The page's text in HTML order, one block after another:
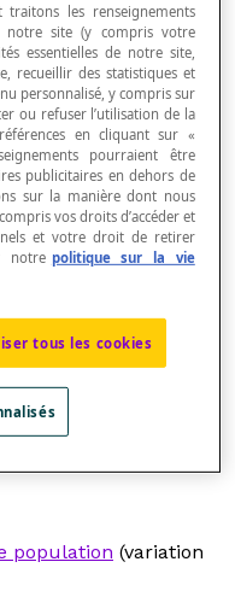
d'une
le mieux les écarts
des points du
parfoisvariation
type. Par
écrivent «
est ...
directe est ...
population (variation
les renseignements
notre site (y compris votre
essentielles de notre site,
recueillir des statistiques et
personnalisé, y compris sur
ou refuser l’utilisation de la
en cliquant sur «
pourraient être
publicitaires en dehors de
sur la manière dont nous
vos droits d’accéder et
et votre droit de retirer
notre politique sur la vie
tous les cookies